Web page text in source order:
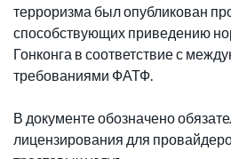
терроризма был опубликован
способствующих приведению
Гонконга в соответствие с
требованиями ФАТФ.
В документе обозначено
лицензирования для